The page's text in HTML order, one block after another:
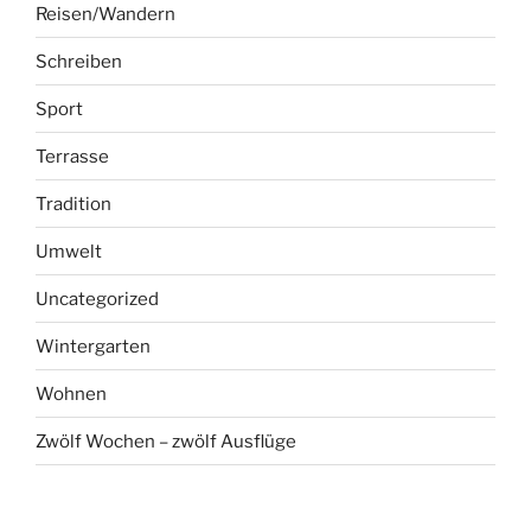
Reisen/Wandern
Schreiben
Sport
Terrasse
Tradition
Umwelt
Uncategorized
Wintergarten
Wohnen
Zwölf Wochen – zwölf Ausflüge